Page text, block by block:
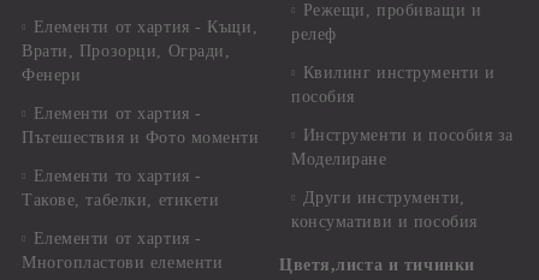
Елементи от хартия - Къщи,
Врати, Прозорци, Огради,
Фенери
Елементи от хартия -
Пътешествия и Фото моменти
Елементи то хартия -
Такове, табелки, етикети
Елементи от хартия -
Многопластови елементи
Режещи, пробиващи и
релеф
Квилинг инструменти и
пособия
Инструменти и пособия за
Моделиране
Други инструменти,
консумативи и пособия
Цветя,листа и тичинки